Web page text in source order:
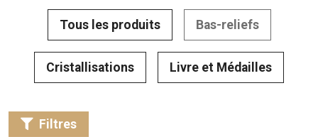
Tous les produits Bas-reliefs
Cristallisations Livre et Médailles
Filtres